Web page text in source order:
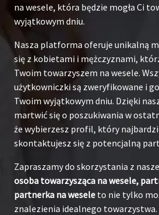
na wesele, która będzie mogła Ci
wyjątkowym dniu.
Nasza platforma oferuje unikalną
się z kobietami i mężczyznami,
Twoim towarzyszem na wesele.
użytkowniczki są zweryfikowane i
Twoim wyjątkowym dniu. Dzięki
martwić się o poszukiwania w
że wybierzesz profil, który
skontaktujesz się z potencjalną
Zapraszamy do skorzystania z
osoba towarzysząca na wesele,
partnerka na wesele to nie tylko
znalezienia idealnego towarzystwa.